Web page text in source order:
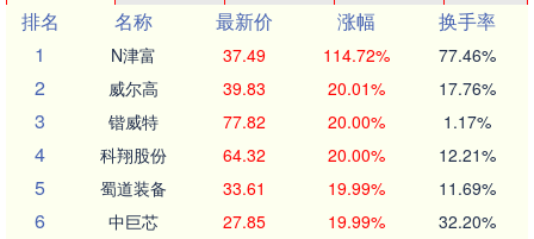
排名
名称 最新价 涨幅
换手率
1
N津富 37.49 114.72% 77.46%
2 威尔高 39.83 20.01% 17.76%
3 锴威特 77.82 20.00% 1.17%
4 科翔股份 64.32 20.00% 12.21%
5 蜀道装备 33.61 19.99% 11.69%
6 中巨芯 27.85 19.99% 32.20%